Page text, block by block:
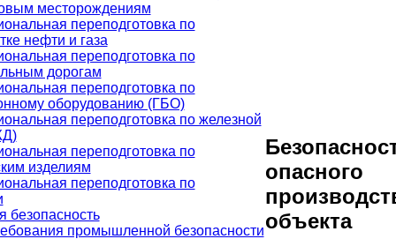
месторождениям
переподготовка по
нефти и газа
переподготовка по
дорогам
переподготовка по
оборудованию (ГБО)
переподготовка по железной
переподготовка по
изделиям
переподготовка по
промышленной безопасности
опасного
объекта